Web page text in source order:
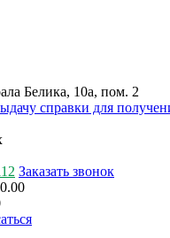
Белика, 10а, пом. 2
справки для
Заказать звонок